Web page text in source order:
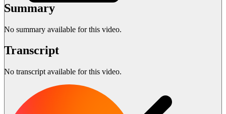
Summary
No summary available for this video.
Transcript
No transcript available for this video.